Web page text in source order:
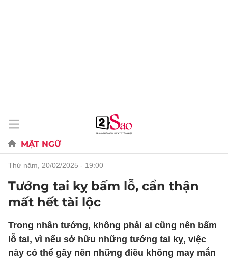
MẬT NGỮ
thứ năm, 20/02/2025 - 19:00
Tướng tai kỵ bấm lỗ, cẩn thận
mất hết tài lộc
Trong nhân tướng, không phải ai cũng nên bấm
lỗ tai, vì nếu sở hữu những tướng tai kỵ, việc
này có thể gây nên những điều không may mắn